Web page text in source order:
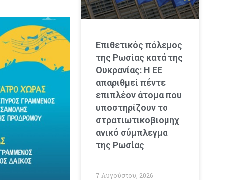
Επιθετικός πόλεμος
της Ρωσίας κατά της
Ουκρανίας: Η ΕΕ
απαριθμεί πέντε
επιπλέον άτομα που
υποστηρίζουν το
στρατιωτικοβιομηχ
ανικό σύμπλεγμα
της Ρωσίας
7 Αυγούστου, 2026